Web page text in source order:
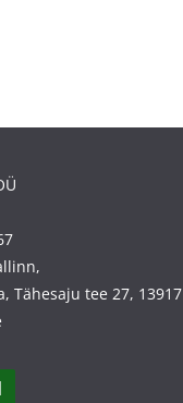
Tähesaju tee 27, 13917